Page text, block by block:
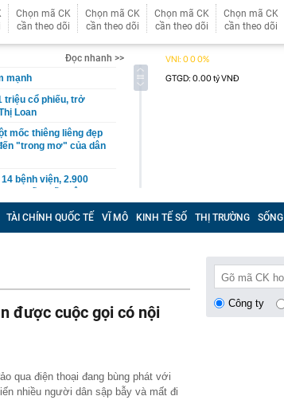
Chọn mã CK
cần theo dõi
Chọn mã CK
cần theo dõi
Chọn mã CK
cần theo dõi
Chọn mã CK
cần theo dõi
Đọc nhanh >>
mạnh
triệu cổ phiếu, trở
Loan
mốc thiêng liêng đẹp
"trong mơ" của dân
bệnh viện, 2.900
8
hơn cả Vinhomes,
Khang, vốn hóa
đồng tiền vàng và
hơn 18 tỷ đồng
TÀI CHÍNH QUỐC TẾ VĨ MÔ KINH TẾ SỐ THỊ TRƯỜNG SỐNG
được cuộc gọi có nội
qua điện thoại đang bùng phát với
nhiều người dân sập bẫy và mất đi
Công ty